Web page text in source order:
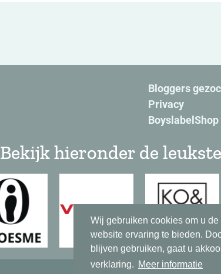
Wij gebruiken cookies om u
website ervaring te bieden.
blijven gebruiken, gaat u
verklaring. Meer informatie
Bloggers
Privacy
BoyslabelShop
Bekijk hieronder de